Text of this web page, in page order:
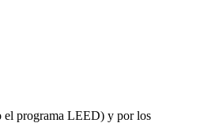
el programa LEED) y por los